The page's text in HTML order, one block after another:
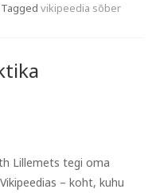
Tagged vikipeedia sõber
Lillemets tegi oma
– koht, kuhu